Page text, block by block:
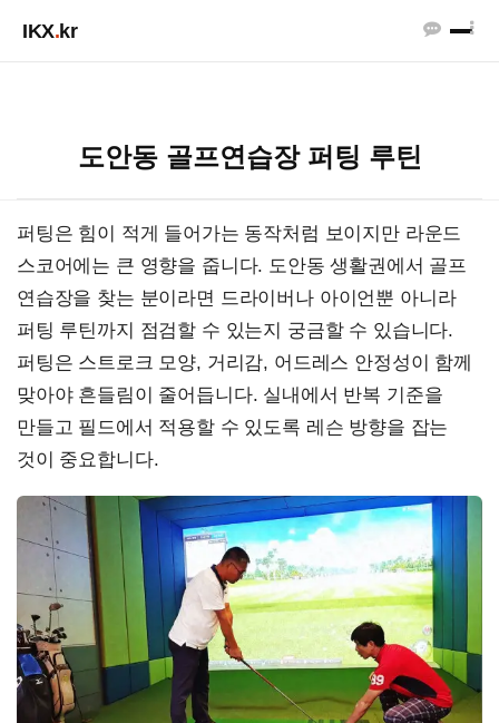
IKX.kr
도안동 골프연습장 퍼팅 루틴
퍼팅은 힘이 적게 들어가는 동작처럼 보이지만 라운드
스코어에는 큰 영향을 줍니다. 도안동 생활권에서 골프
연습장을 찾는 분이라면 드라이버나 아이언뿐 아니라
퍼팅 루틴까지 점검할 수 있는지 궁금할 수 있습니다.
퍼팅은 스트로크 모양, 거리감, 어드레스 안정성이 함께
맞아야 흔들림이 줄어듭니다. 실내에서 반복 기준을
만들고 필드에서 적용할 수 있도록 레슨 방향을 잡는
것이 중요합니다.